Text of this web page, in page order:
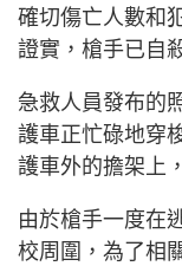
確切傷亡人數和
證實，槍手已自
急救人員發布的
護車正忙碌地穿
護車外的擔架上
由於槍手一度在
校周圍，為了相